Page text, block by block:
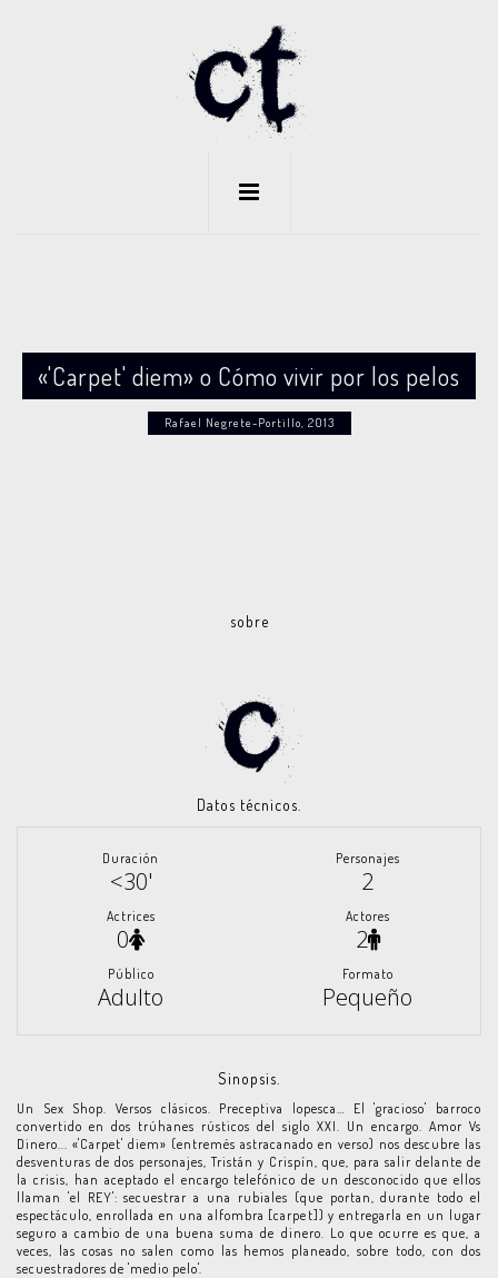
«'Carpet' diem» o Cómo vivir por los pelos
Rafael Negrete-Portillo, 2013
sobre
Datos técnicos.
Duración
<30'
Personajes
2
Actrices
0
Actores
2
Público
Adulto
Formato
Pequeño
Sinopsis.
Un Sex Shop. Versos clásicos. Preceptiva lopesca… El 'gracioso' barroco
convertido en dos trúhanes rústicos del siglo XXI. Un encargo. Amor Vs
Dinero... «'Carpet' diem» (entremés astracanado en verso) nos descubre las
desventuras de dos personajes, Tristán y Crispín, que, para salir delante de
la crisis, han aceptado el encargo telefónico de un desconocido que ellos
llaman 'el REY': secuestrar a una rubiales (que portan, durante todo el
espectáculo, enrollada en una alfombra [carpet]) y entregarla en un lugar
seguro a cambio de una buena suma de dinero. Lo que ocurre es que, a
veces, las cosas no salen como las hemos planeado, sobre todo, con dos
secuestradores de 'medio pelo'.